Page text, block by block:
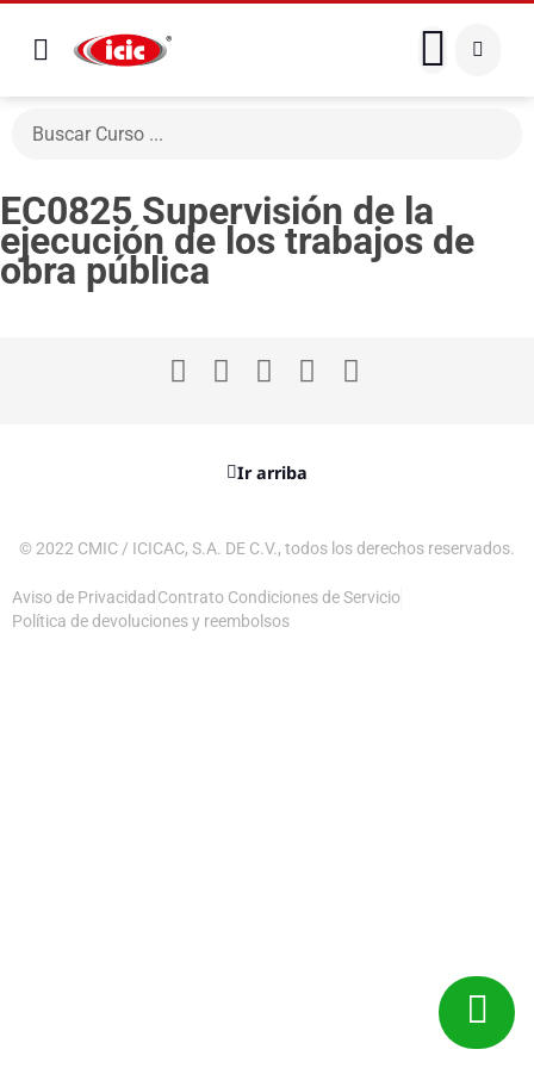
EC0825 Supervisión de la
ejecución de los trabajos de
obra pública
Ir arriba
© 2022 CMIC / ICICAC, S.A. DE C.V., todos los derechos reservados.
Aviso de Privacidad Contrato Condiciones de Servicio
Política de devoluciones y reembolsos